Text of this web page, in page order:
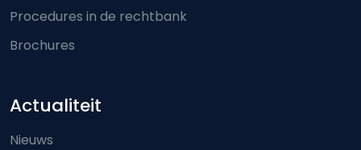
Procedures in de rechtbank
Brochures
Actualiteit
Nieuws